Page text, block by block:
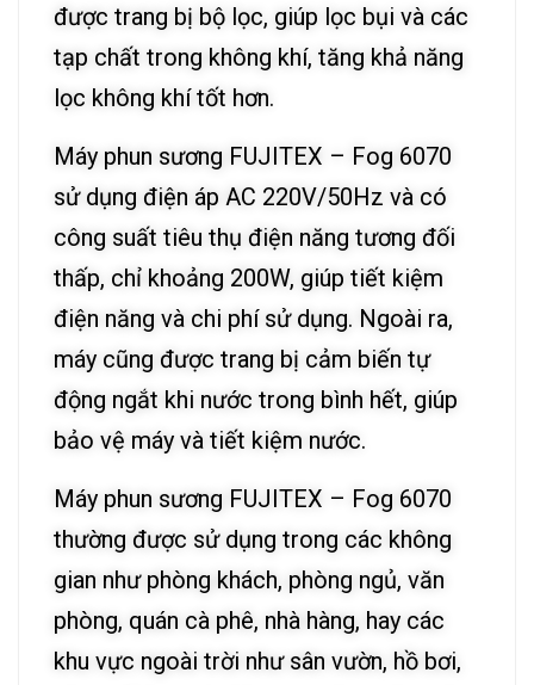
được trang bị bộ lọc, giúp lọc bụi và các
tạp chất trong không khí, tăng khả năng
lọc không khí tốt hơn.
Máy phun sương FUJITEX – Fog 6070
sử dụng điện áp AC 220V/50Hz và có
công suất tiêu thụ điện năng tương đối
thấp, chỉ khoảng 200W, giúp tiết kiệm
điện năng và chi phí sử dụng. Ngoài ra,
máy cũng được trang bị cảm biến tự
động ngắt khi nước trong bình hết, giúp
bảo vệ máy và tiết kiệm nước.
Máy phun sương FUJITEX – Fog 6070
thường được sử dụng trong các không
gian như phòng khách, phòng ngủ, văn
phòng, quán cà phê, nhà hàng, hay các
khu vực ngoài trời như sân vườn, hồ bơi,